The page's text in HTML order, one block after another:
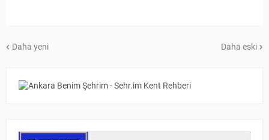
Daha yeni Daha eski